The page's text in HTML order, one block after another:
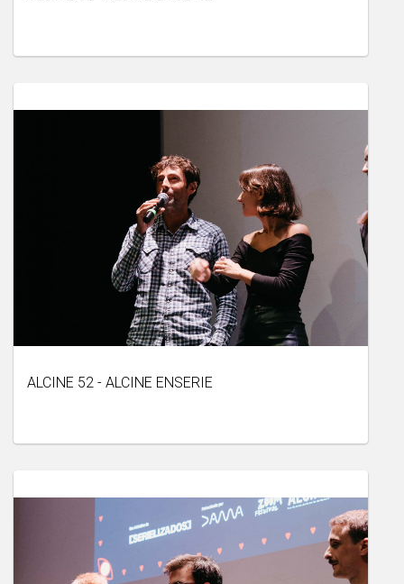
ALCINE 52 - ALCINE ENSERIE